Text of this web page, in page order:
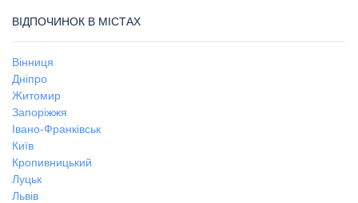
ВІДПОЧИНОК В МІСТАХ
Вінниця
Дніпро
Житомир
Запоріжжя
Івано-Франківськ
Київ
Кропивницький
Луцьк
Львів